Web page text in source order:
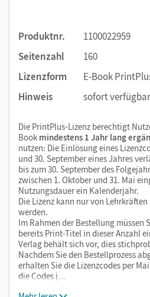
Produktnr.
1100022959
Seitenzahl
160
Lizenzform
E-Book
Hinweis
sofort verfügbar
Die PrintPlus-Lizenz berechtigt
Book mindestens 1 Jahr lang
nutzen: Die Einlösung eines
und 30. September eines Jahres
bis zum 30. September des
zwischen 1. Oktober und 31. Mai
Nutzungsdauer ein Kalenderjahr.
Die Lizenz kann nur von
werden.
Im Rahmen der Bestellung müssen
bereits Print-Titel in dieser Anzahl
Verlag behält sich vor, dies
Nachdem Sie den Bestellprozess
erhalten Sie die Lizenzcodes per
die Codes j…